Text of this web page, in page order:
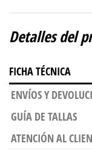
Detalles del
FICHA TÉCNICA
ENVÍOS Y
GUÍA DE TALLAS
ATENCIÓN AL